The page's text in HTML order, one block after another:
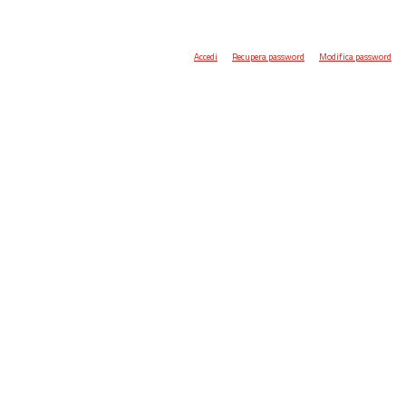
Accedi Recupera password Modifica password